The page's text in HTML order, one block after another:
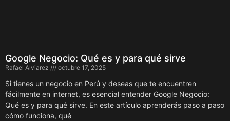
Google Negocio: Qué es y para qué sirve
Rafael Alviarez octubre 17, 2025
Si tienes un negocio en Perú y deseas que te encuentren
fácilmente en internet, es esencial entender Google Negocio:
Qué es y para qué sirve. En este artículo aprenderás paso a paso
cómo funciona, qué